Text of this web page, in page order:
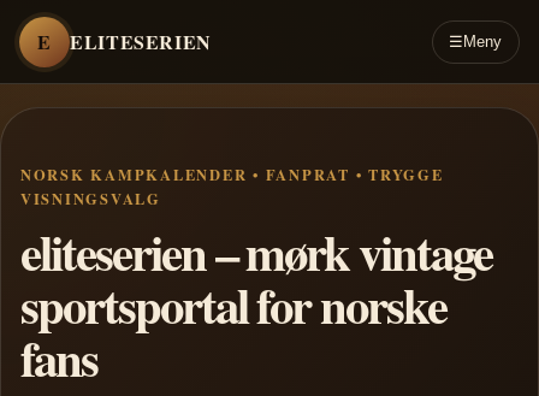
E ELITESERIEN ☰ Meny
NORSK KAMPKALENDER • FANPRAT • TRYGGE
VISNINGSVALG
eliteserien – mørk vintage
sportsportal for norske
fans